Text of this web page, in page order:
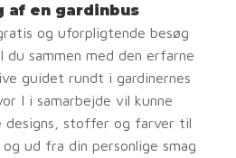
af en gardinbus
og uforpligtende besøg
du sammen med den erfarne
guidet rundt i gardinernes
I i samarbejde vil kunne
stoffer og farver til
ud fra din personlige smag